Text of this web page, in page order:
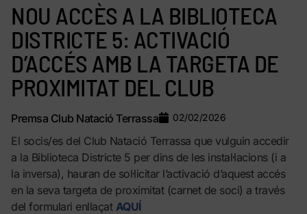
NOU ACCÈS A LA BIBLIOTECA
DISTRICTE 5: ACTIVACIÓ
D’ACCÉS AMB LA TARGETA DE
PROXIMITAT DEL CLUB
Premsa Club Natació Terrassa 02/02/2026
El socis/es del Club Natació Terrassa que vulguin accedir
a la Biblioteca Districte 5 per dins de les instal·lacions (i a
la inversa), hauran de sol·licitar l’activació d’aquest accés
en la seva targeta de proximitat (carnet de soci) a través
del formulari enllaçat AQUÍ